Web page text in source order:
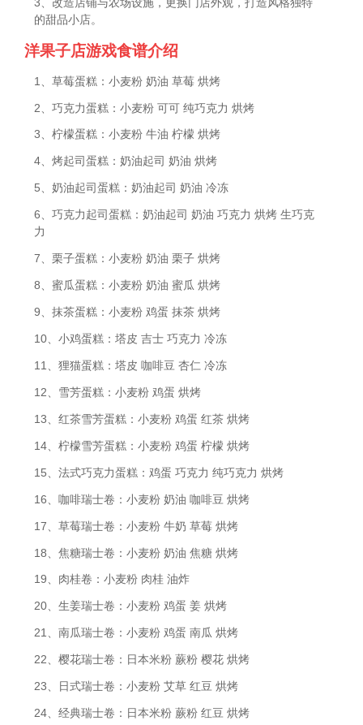
的甜品小店。
洋果子店游戏食谱介绍
1、草莓蛋糕：小麦粉 奶油 草莓 烘烤
2、巧克力蛋糕：小麦粉 可可 纯巧克力 烘烤
3、柠檬蛋糕：小麦粉 牛油 柠檬 烘烤
4、烤起司蛋糕：奶油起司 奶油 烘烤
5、奶油起司蛋糕：奶油起司 奶油 冷冻
6、巧克力起司蛋糕：奶油起司 奶油 巧克力 烘烤 生巧克
力
7、栗子蛋糕：小麦粉 奶油 栗子 烘烤
8、蜜瓜蛋糕：小麦粉 奶油 蜜瓜 烘烤
9、抹茶蛋糕：小麦粉 鸡蛋 抹茶 烘烤
10、小鸡蛋糕：塔皮 吉士 巧克力 冷冻
11、狸猫蛋糕：塔皮 咖啡豆 杏仁 冷冻
12、雪芳蛋糕：小麦粉 鸡蛋 烘烤
13、红茶雪芳蛋糕：小麦粉 鸡蛋 红茶 烘烤
14、柠檬雪芳蛋糕：小麦粉 鸡蛋 柠檬 烘烤
15、法式巧克力蛋糕：鸡蛋 巧克力 纯巧克力 烘烤
16、咖啡瑞士卷：小麦粉 奶油 咖啡豆 烘烤
17、草莓瑞士卷：小麦粉 牛奶 草莓 烘烤
18、焦糖瑞士卷：小麦粉 奶油 焦糖 烘烤
19、肉桂卷：小麦粉 肉桂 油炸
20、生姜瑞士卷：小麦粉 鸡蛋 姜 烘烤
21、南瓜瑞士卷：小麦粉 鸡蛋 南瓜 烘烤
22、樱花瑞士卷：日本米粉 蕨粉 樱花 烘烤
23、日式瑞士卷：小麦粉 艾草 红豆 烘烤
24、经典瑞士卷：日本米粉 蕨粉 红豆 烘烤